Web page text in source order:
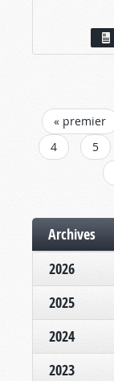
PAGES
« premier
4
5
Archives
2026
2025
2024
2023